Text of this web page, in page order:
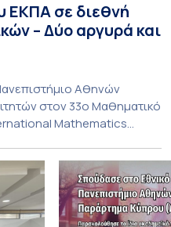
ΕΚΠΑ σε διεθνή
– Δύο αργυρά και
Αθηνών
στον 33ο Μαθηματικό
Mathematics
Σε αυτόν
135
την Ελλάδα, συμμετείχαν
το Αριστοτέλειο